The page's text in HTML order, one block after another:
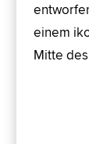
einem
Mitte